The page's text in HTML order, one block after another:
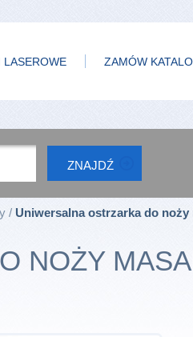
LASEROWE ZAMÓW
Uniwersalna ostrzarka do noży
NOŻY